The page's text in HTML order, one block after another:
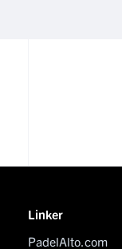
Linker
PadelAlto.com